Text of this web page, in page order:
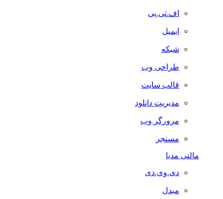
اف.تی.پی
ایمیل
شبکه
طراحی وب
قالب سایت
مدیریت دانلود
مرورگر وب
مسنجر
مالتی مدیا
دی.وی.دی
مبدل